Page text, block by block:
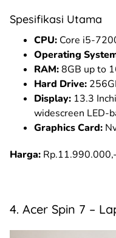
Spesifikasi Utama
CPU: Core i5-
Operating
RAM:8GB up to
Hard Drive:
Display: 13.3
widescreen LED-
Graphics Card:
Harga: Rp.11.990.000,-
4. Acer Spin 7 –